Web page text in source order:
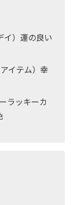
イ）運の良い
イテム）幸
ラッキーカ